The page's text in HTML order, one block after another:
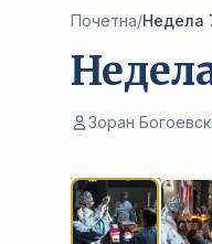
Почетна/Недела
Зоран